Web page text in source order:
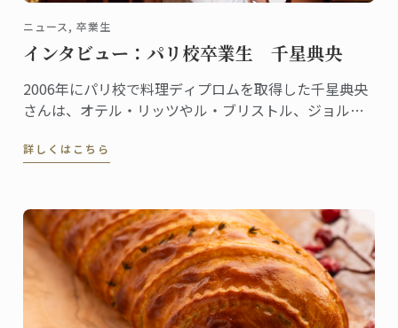
ニュース, 卒業生
インタビュー：パリ校卒業生 千星典央
2006年にパリ校で料理ディプロムを取得した千星典央
さんは、オテル・リッツやル・ブリストル、ジョルジ
の高級リゾート、ヘビチホテル＆リゾートのエグゼク
詳しくはこちら